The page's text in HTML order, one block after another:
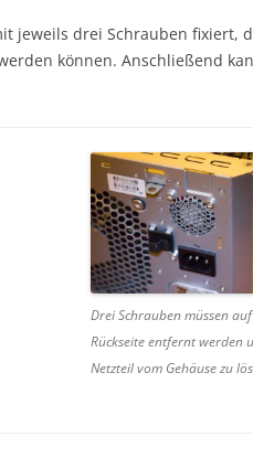
jeweils drei Schrauben fixiert,
können. Anschließend
Drei Schrauben müssen
Rückseite entfernt werden
Netzteil vom Gehäuse zu